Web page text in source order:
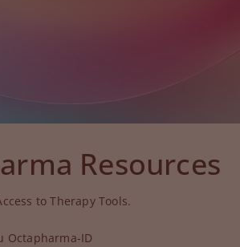
Resources
to Therapy Tools.
Octapharma-ID